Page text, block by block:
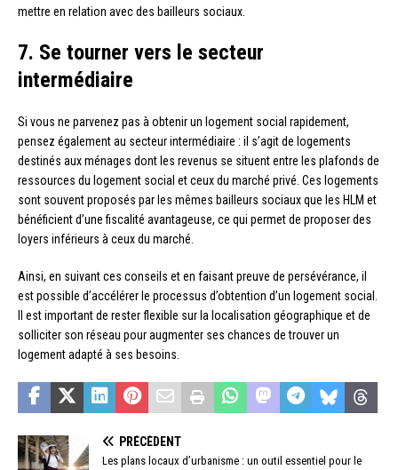
mettre en relation avec des bailleurs sociaux.
7. Se tourner vers le secteur
intermédiaire
Si vous ne parvenez pas à obtenir un logement social rapidement,
pensez également au secteur intermédiaire : il s’agit de logements
destinés aux ménages dont les revenus se situent entre les plafonds de
ressources du logement social et ceux du marché privé. Ces logements
sont souvent proposés par les mêmes bailleurs sociaux que les HLM et
bénéficient d’une fiscalité avantageuse, ce qui permet de proposer des
loyers inférieurs à ceux du marché.
Ainsi, en suivant ces conseils et en faisant preuve de persévérance, il
est possible d’accélérer le processus d’obtention d’un logement social.
Il est important de rester flexible sur la localisation géographique et de
solliciter son réseau pour augmenter ses chances de trouver un
logement adapté à ses besoins.
PRÉCÉDENT
Les plans locaux d’urbanisme : un outil essentiel pour le